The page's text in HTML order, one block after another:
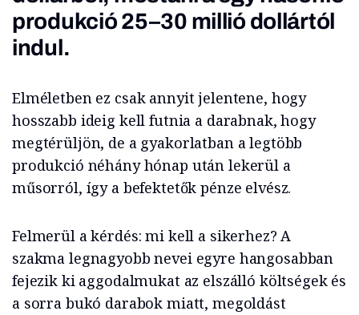
produkció 25–30 millió dollártól
indul.
Elméletben ez csak annyit jelentene, hogy
hosszabb ideig kell futnia a darabnak, hogy
megtérüljön, de a gyakorlatban a legtöbb
produkció néhány hónap után lekerül a
műsorról, így a befektetők pénze elvész.
Felmerül a kérdés: mi kell a sikerhez? A
szakma legnagyobb nevei egyre hangosabban
fejezik ki aggodalmukat az elszálló költségek és
a sorra bukó darabok miatt, megoldást